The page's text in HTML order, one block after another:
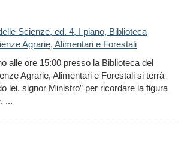
Scienze, ed. 4, I piano, Biblioteca
Agrarie, Alimentari e Forestali
alle ore 15:00 presso la Biblioteca del
Agrarie, Alimentari e Forestali si terrà
lei, signor Ministro” per ricordare la figura
...